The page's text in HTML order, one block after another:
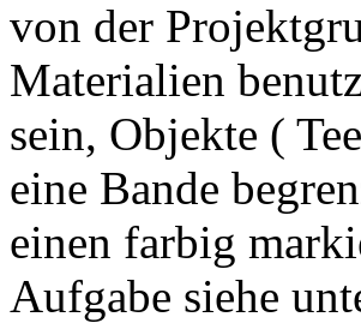
von der
Materialien
sein, Objekte (
eine Bande
einen farbig
Aufgabe siehe